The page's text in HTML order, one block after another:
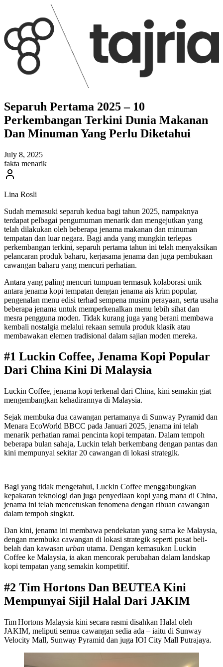
Separuh Pertama 2025 – 10
Perkembangan Terkini Dunia Makanan
Dan Minuman Yang Perlu Diketahui
July 8, 2025
fakta menarik
Lina Rosli
Sudah memasuki separuh kedua bagi tahun 2025, nampaknya
terdapat pelbagai pengumuman menarik dan mengejutkan yang
telah dilakukan oleh beberapa jenama makanan dan minuman
tempatan dan luar negara. Bagi anda yang mungkin terlepas
perkembangan terkini, separuh pertama tahun ini telah menyaksikan
pelancaran produk baharu, kerjasama jenama dan juga pembukaan
cawangan baharu yang mencuri perhatian.
Antara yang paling mencuri tumpuan termasuk kolaborasi unik
antara jenama kopi tempatan dengan jenama ais krim popular,
pengenalan menu edisi terhad sempena musim perayaan, serta usaha
beberapa jenama untuk memperkenalkan menu lebih sihat dan
mesra pengguna moden. Tidak kurang juga yang berani membawa
kembali nostalgia melalui rekaan semula produk klasik atau
membawakan elemen tradisional dalam sajian moden mereka.
#1 Luckin Coffee, Jenama Kopi Popular
Dari China Kini Di Malaysia
Luckin Coffee, jenama kopi terkenal dari China, kini semakin giat
mengembangkan kehadirannya di Malaysia.
Sejak membuka dua cawangan pertamanya di Sunway Pyramid dan
Menara EcoWorld BBCC pada Januari 2025, jenama ini telah
menarik perhatian ramai pencinta kopi tempatan. Dalam tempoh
beberapa bulan sahaja, Luckin telah berkembang dengan pantas dan
kini mempunyai sekitar 20 cawangan di lokasi strategik.
Bagi yang tidak mengetahui, Luckin Coffee menggabungkan
kepakaran teknologi dan juga penyediaan kopi yang mana di China,
jenama ini telah mencetuskan fenomena dengan ribuan cawangan
dalam tempoh singkat.
Dan kini, jenama ini membawa pendekatan yang sama ke Malaysia,
dengan membuka cawangan di lokasi strategik seperti pusat beli-
belah dan kawasan urban utama. Dengan kemasukan Luckin
Coffee ke Malaysia, ia akan mencorak perubahan dalam landskap
kopi tempatan yang semakin kompetitif.
#2 Tim Hortons Dan BEUTEA Kini
Mempunyai Sijil Halal Dari JAKIM
Tim Hortons Malaysia kini secara rasmi disahkan Halal oleh
JAKIM, meliputi semua cawangan sedia ada – iaitu di Sunway
Velocity Mall, Sunway Pyramid dan juga IOI City Mall Putrajaya.